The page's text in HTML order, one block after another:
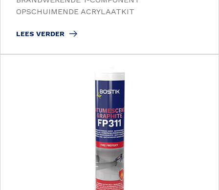
OPSCHUIMENDE ACRYLAATKIT
LEES VERDER